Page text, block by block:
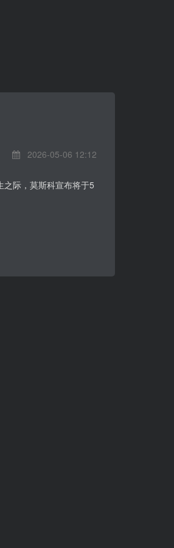
2026-05-06 12:12
际，莫斯科宣布将于5